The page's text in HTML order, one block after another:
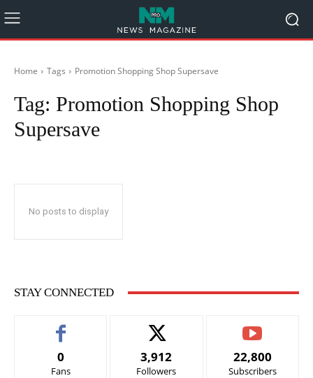
Home Tags Promotion Shopping Shop Supersave
Tag: Promotion Shopping Shop
Supersave
No posts to display
STAY CONNECTED
0
Fans
3,912
Followers
22,800
Subscribers